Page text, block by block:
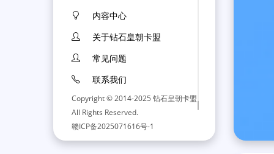
内容中心
关于钻石皇朝卡盟
常见问题
联系我们
Copyright © 2014-2025 钻石皇朝卡盟
All Rights Reserved.
赣ICP备2025071616号-1